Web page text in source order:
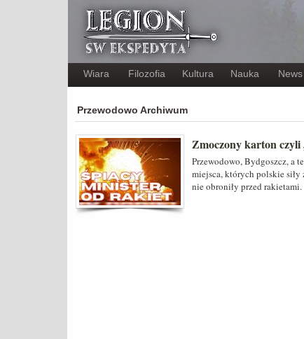
Wiara Filozofia Kultura Nauka News
Przewodowo Archiwum
Zmoczony karton
Przewodowo, Bydgoszcz, a
miejsca, których polskie siły
nie obroniły przed